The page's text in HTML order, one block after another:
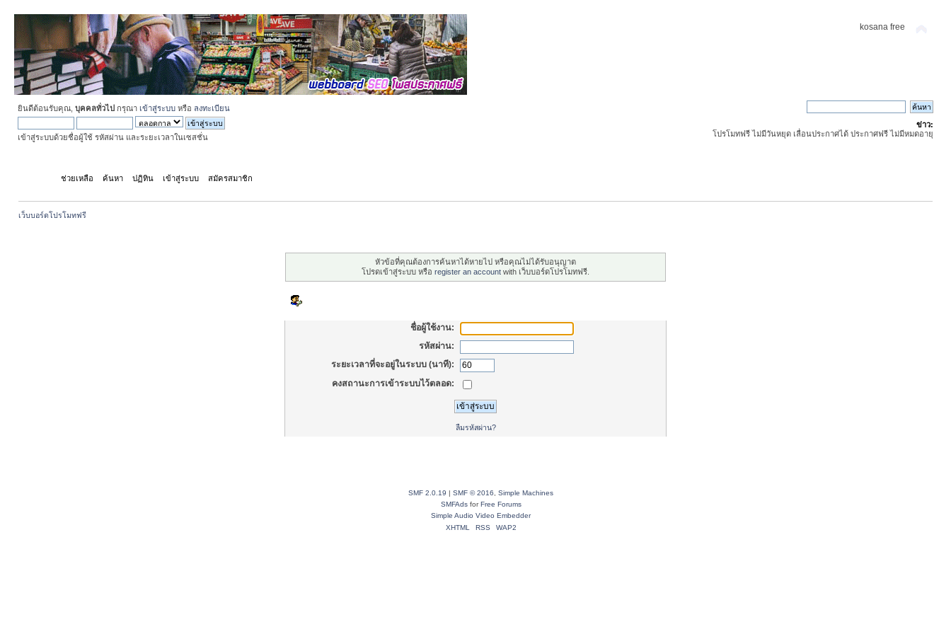
kosana free
ยินดีต้อนรับคุณ, บุคคลทั่วไป กรุณา เข้าสู่ระบบ หรือ ลงทะเบียน
เข้าสู่ระบบด้วยชื่อผู้ใช้ รหัสผ่าน และระยะเวลาในเซสชั่น
ข่าว:
โปรโมทฟรี ไม่มีวันหยุด เลื่อนประกาศได้ ประกาศฟรี ไม่มีหมดอายุ
ช่วยเหลือ ค้นหา ปฏิทิน เข้าสู่ระบบ สมัครสมาชิก
เว็บบอร์ดโปรโมทฟรี
หัวข้อที่คุณต้องการค้นหาได้หายไป หรือคุณไม่ได้รับอนุญาต
โปรดเข้าสู่ระบบ หรือ register an account with เว็บบอร์ดโปรโมทฟรี.
ชื่อผู้ใช้งาน:
รหัสผ่าน:
ระยะเวลาที่จะอยู่ในระบบ (นาที):
คงสถานะการเข้าระบบไว้ตลอด:
ลืมรหัสผ่าน?
SMF 2.0.19 | SMF © 2016
Simple Machines
SMFAdsforFree Forums
Simple Audio Video Embedder
XHTML
RSS WAP2